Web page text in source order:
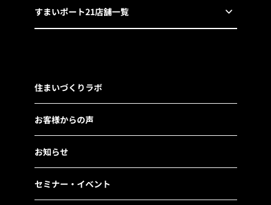
すまいポート21店舗一覧
住まいづくりラボ
お客様からの声
お知らせ
セミナー・イベント